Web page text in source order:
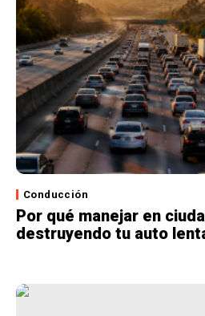
Conducción
Por qué manejar en
destruyendo tu auto